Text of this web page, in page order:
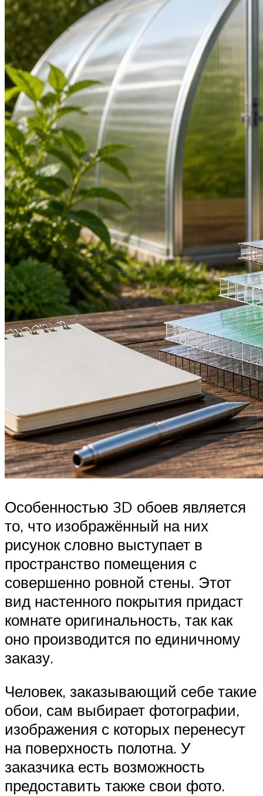
Особенностью 3D обоев является
то, что изображённый на них
рисунок словно выступает в
пространство помещения с
совершенно ровной стены. Этот
вид настенного покрытия придаст
комнате оригинальность, так как
оно производится по единичному
заказу.
Человек, заказывающий себе такие
обои, сам выбирает фотографии,
изображения с которых перенесут
на поверхность полотна. У
заказчика есть возможность
предоставить также свои фото.